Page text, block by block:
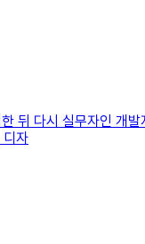
뒤 다시 실무자인 개
디자